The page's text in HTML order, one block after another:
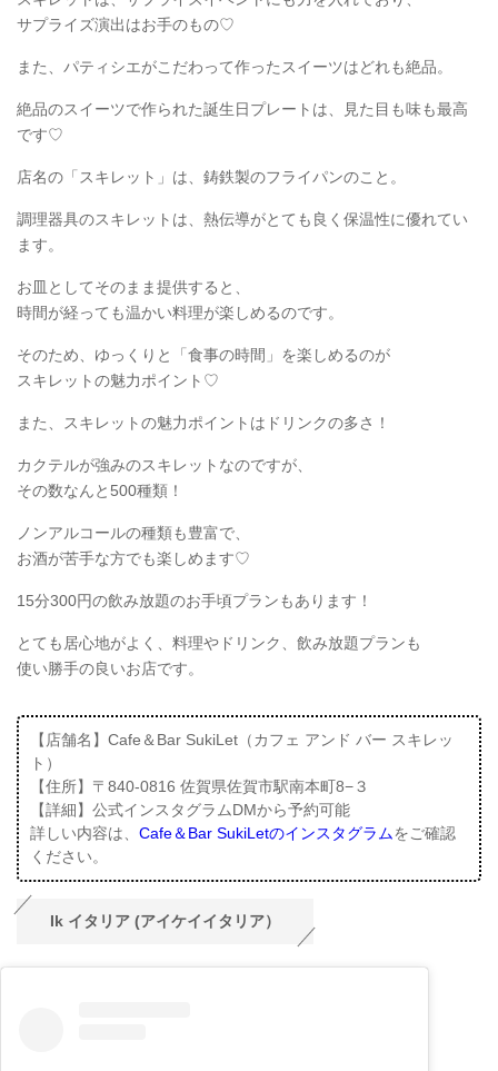
サプライズ演出はお手のもの♡
また、パティシエがこだわって作ったスイーツはどれも絶品。
絶品のスイーツで作られた誕生日プレートは、見た目も味も最高
です♡
店名の「スキレット」は、鋳鉄製のフライパンのこと。
調理器具のスキレットは、熱伝導がとても良く保温性に優れてい
ます。
お皿としてそのまま提供すると、
時間が経っても温かい料理が楽しめるのです。
そのため、ゆっくりと「食事の時間」を楽しめるのが
スキレットの魅力ポイント♡
また、スキレットの魅力ポイントはドリンクの多さ！
カクテルが強みのスキレットなのですが、
その数なんと500種類！
ノンアルコールの種類も豊富で、
お酒が苦手な方でも楽しめます♡
15分300円の飲み放題のお手頃プランもあります！
とても居心地がよく、料理やドリンク、飲み放題プランも
使い勝手の良いお店です。
【店舗名】Cafe＆Bar SukiLet（カフェ アンド バー スキレッ
ト）
【住所】〒840-0816 佐賀県佐賀市駅南本町8−３
【詳細】公式インスタグラムDMから予約可能
詳しい内容は、 Cafe＆Bar SukiLetのインスタグラムをご確認
ください。
Ik イタリア (アイケイイタリア）